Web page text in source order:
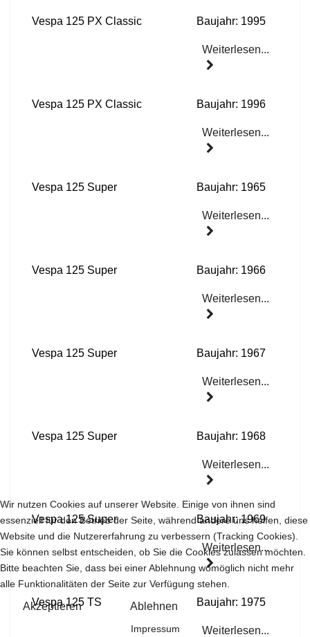
Vespa 125 PX Classic Baujahr: 1995
Weiterlesen...
Vespa 125 PX Classic Baujahr: 1996
Weiterlesen...
Vespa 125 Super Baujahr: 1965
Weiterlesen...
Vespa 125 Super Baujahr: 1966
Weiterlesen...
Vespa 125 Super Baujahr: 1967
Weiterlesen...
Vespa 125 Super Baujahr: 1968
Weiterlesen...
Vespa 125 Super Baujahr: 1969
Weiterlesen...
Vespa 125 TS Baujahr: 1975
Weiterlesen...
Wir nutzen Cookies auf unserer Website. Einige von ihnen sind
essenziell für den Betrieb der Seite, während andere uns helfen, diese
Website und die Nutzererfahrung zu verbessern (Tracking Cookies).
Sie können selbst entscheiden, ob Sie die Cookies zulassen möchten.
Bitte beachten Sie, dass bei einer Ablehnung womöglich nicht mehr
alle Funktionalitäten der Seite zur Verfügung stehen.
Akzeptieren Ablehnen
Impressum